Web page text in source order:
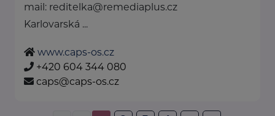
mail: reditelka@remediaplus.cz
Karlovarská ...
www.caps-os.cz
+420 604 344 080
caps@caps-os.cz